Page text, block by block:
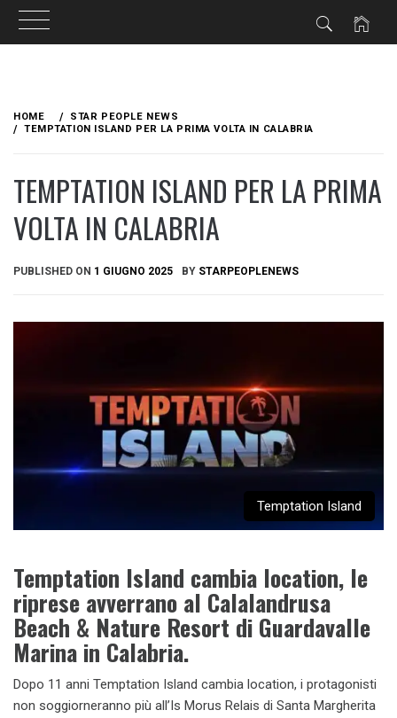
content
HOME
STAR PEOPLE NEWS
TEMPTATION ISLAND PER LA PRIMA VOLTA IN CALABRIA
TEMPTATION ISLAND PER LA PRIMA
VOLTA IN CALABRIA
PUBLISHED ON 1 GIUGNO 2025 BY STARPEOPLENEWS
Temptation Island
Temptation Island cambia location, le
riprese avverrano al Calalandrusa
Beach & Nature Resort di Guardavalle
Marina in Calabria.
Dopo 11 anni Temptation Island cambia location, i protagonisti
non soggiorneranno più all’Is Morus Relais di Santa Margherita